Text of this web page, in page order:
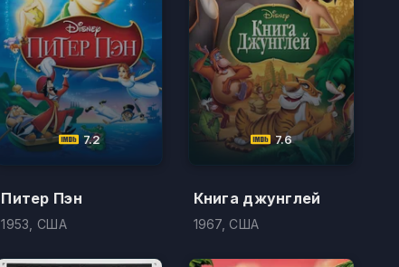
7.2
Питер Пэн
1953, США
7.6
Книга джунглей
1967, США